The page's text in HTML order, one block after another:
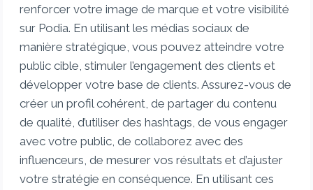
renforcer votre image de marque et votre visibilité
sur Podia. En utilisant les médias sociaux de
manière stratégique, vous pouvez atteindre votre
public cible, stimuler l’engagement des clients et
développer votre base de clients. Assurez-vous de
créer un profil cohérent, de partager du contenu
de qualité, d’utiliser des hashtags, de vous engager
avec votre public, de collaborez avec des
influenceurs, de mesurer vos résultats et d’ajuster
votre stratégie en conséquence. En utilisant ces